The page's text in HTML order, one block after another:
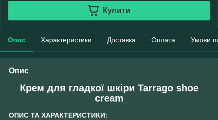
Купити
Опис Характеристики Доставка Оплата Умови
Опис
Крем для гладкої шкіри Tarrago shoe
cream
ОПИС ТА ХАРАКТЕРИСТИКИ: